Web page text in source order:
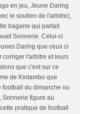
en jeu, Jeune Daring
le soutien de l'arbitre),
bagarre qui partait
Sonnerie. Celui-ci
Daring que ceux ci
corriger l'arbitre et leurs
que c'est sur ce
de Kintambo que
du dimanche ou
Sonnerie figure au
pratique de football